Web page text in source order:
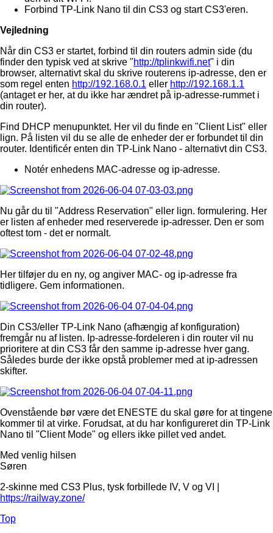
Forbind TP-Link Nano til din CS3 og start CS3'eren.
Vejledning
Når din CS3 er startet, forbind til din routers admin side (du
finder den typisk ved at skrive "http://tplinkwifi.net" i din
browser, alternativt skal du skrive routerens ip-adresse, den er
som regel enten http://192.168.0.1 eller http://192.168.1.1
(antaget er her, at du ikke har ændret på ip-adresse-rummet i
din router).
Find DHCP menupunktet. Her vil du finde en "Client List" eller
lign. På listen vil du se alle de enheder der er forbundet til din
router. Identificér enten din TP-Link Nano - alternativt din CS3.
Notér enhedens MAC-adresse og ip-adresse.
Nu går du til "Address Reservation" eller lign. formulering. Her
er listen af enheder med reserverede ip-adresser. Den er som
oftest tom - det er normalt.
Her tilføjer du en ny, og angiver MAC- og ip-adresse fra
tidligere. Gem informationen.
Din CS3/eller TP-Link Nano (afhængig af konfiguration)
fremgår nu af listen. Ip-adresse-fordeleren i din router vil nu
prioritere at din CS3 får den samme ip-adresse hver gang.
Således burde der ikke opstå problemer med at ip-adressen
skifter.
Ovenstående bør være det ENESTE du skal gøre for at tingene
kommer til at virke. Forudsat, at du har konfigureret din TP-Link
Nano til "Client Mode" og ellers ikke pillet ved andet.
Med venlig hilsen
Søren
2-skinne med CS3 Plus, tysk forbillede IV, V og VI |
https://railway.zone/
Top